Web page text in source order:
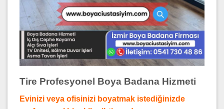
Tire Profesyonel Boya Badana Hizmeti
Evinizi veya ofisinizi boyatmak istediğinizde